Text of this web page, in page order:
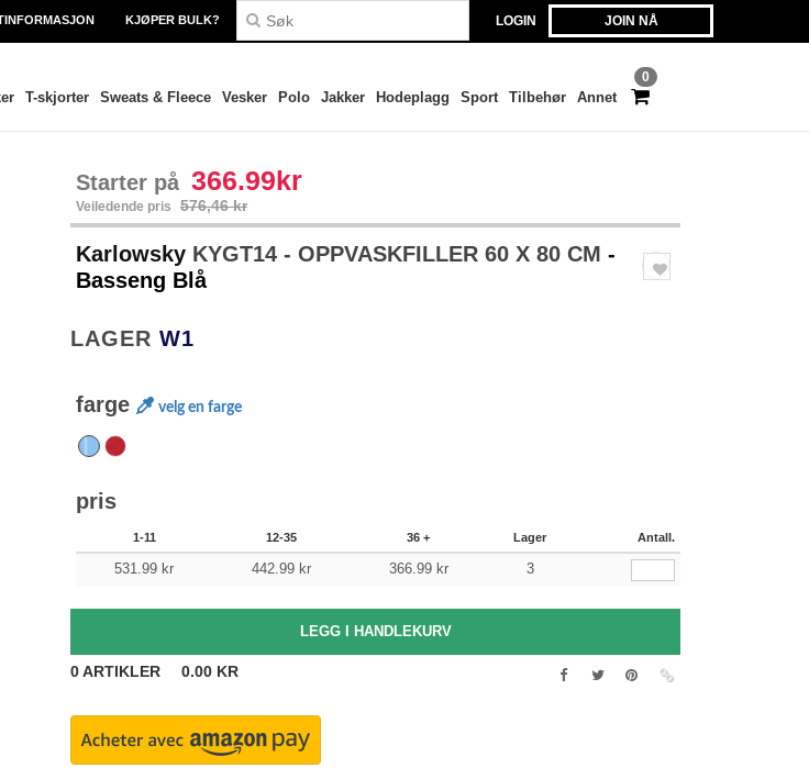
LOGIN JOIN NÅ
KJØPER BULK?
0
T-skjorter Sweats & Fleece Vesker Polo Jakker Hodeplagg Sport Tilbehør Annet
Starter på 366.99kr
Veiledende pris 576,46 kr
Karlowsky KYGT14 - OPPVASKFILLER 60 X 80 CM -
Basseng Blå
LAGER W1
farge velg en farge
pris
1-11 12-35 36 + Lager Antall.
531.99 kr 442.99 kr 366.99 kr 3
0ARTIKLER 0.00 KR